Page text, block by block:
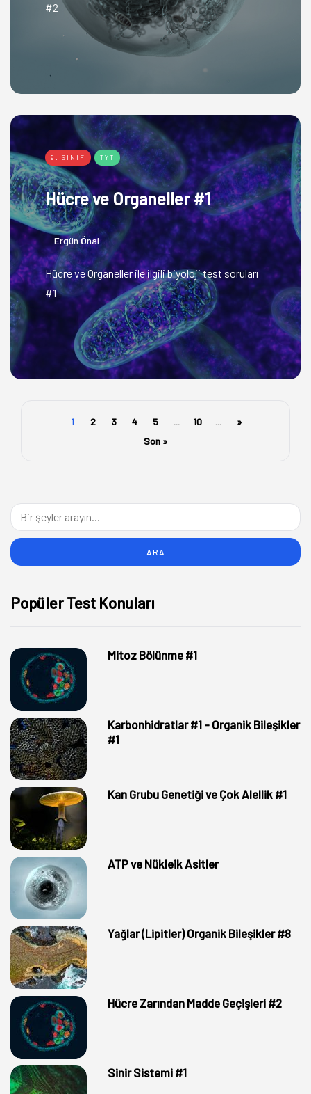
#2
9. SINIF TYT
Hücre ve Organeller #1
Ergün Önal
Hücre ve Organeller ile ilgili biyoloji test soruları
#1
1 2 3 4 5 ... 10 ...
»
Son »
Popüler Test Konuları
Mitoz Bölünme #1
Karbonhidratlar #1 - Organik Bileşikler
#1
Kan Grubu Genetiği ve Çok Alellik #1
ATP ve Nükleik Asitler
Yağlar (Lipitler) Organik Bileşikler #8
Hücre Zarından Madde Geçişleri #2
Sinir Sistemi #1